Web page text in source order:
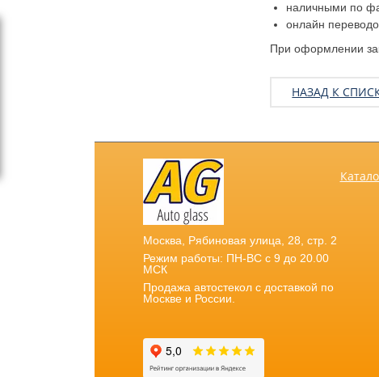
наличными по
онлайн
При оформлении
НАЗАД К
Москва, Рябиновая улица, 28, стр. 2
Режим работы: ПН-ВС с 9 до 20.00
МСК
Продажа автостекол с доставкой по
Москве и России.